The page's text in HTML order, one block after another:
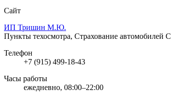
Сайт
ИП Тришин М.Ю.
Пункты техосмотра, Страхование автомобилей
Телефон
+7 (915) 499-18-43
Часы работы
ежедневно, 08:00–22:00